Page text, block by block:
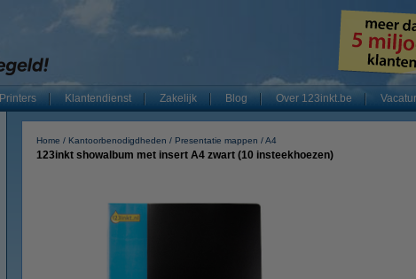
Printers Klantendienst Zakelijk Blog Over 123inkt.be
Home Kantoorbenodigdheden Presentatie mappen A4
123inkt showalbum met insert A4 zwart (10 insteekhoezen)